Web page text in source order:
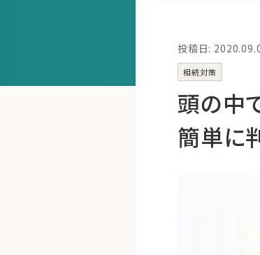
投稿日:
相続対策
頭の中
簡単に